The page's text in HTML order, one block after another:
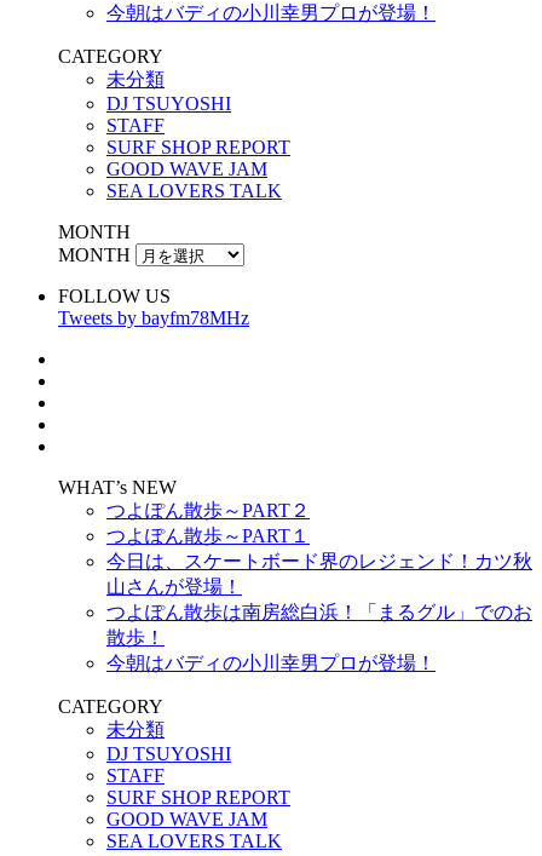
今朝はバディの小川幸男プロが登場！
CATEGORY
未分類
DJ TSUYOSHI
STAFF
SURF SHOP REPORT
GOOD WAVE JAM
SEA LOVERS TALK
MONTH
MONTH
FOLLOW US
Tweets by bayfm78MHz
WHAT’s NEW
つよぽん散歩～PART２
つよぽん散歩～PART１
今日は、スケートボード界のレジェンド！カツ秋
山さんが登場！
つよぽん散歩は南房総白浜！「まるグル」でのお
散歩！
今朝はバディの小川幸男プロが登場！
CATEGORY
未分類
DJ TSUYOSHI
STAFF
SURF SHOP REPORT
GOOD WAVE JAM
SEA LOVERS TALK